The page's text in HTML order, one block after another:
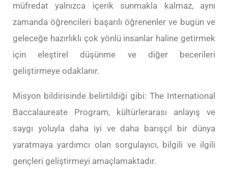
müfredat yalnızca içerik sunmakla kalmaz, aynı
zamanda öğrencileri başarılı öğrenenler ve bugün ve
geleceğe hazırlıklı çok yönlü insanlar haline getirmek
için eleştirel düşünme ve diğer becerileri
geliştirmeye odaklanır.
Misyon bildirisinde belirtildiği gibi: The International
Baccalaureate Program, kültürlerarası anlayış ve
saygı yoluyla daha iyi ve daha barışçıl bir dünya
yaratmaya yardımcı olan sorgulayıcı, bilgili ve ilgili
gençleri geliştirmeyi amaçlamaktadır.